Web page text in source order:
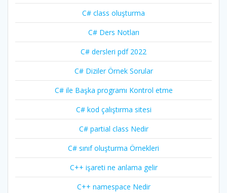
C# class oluşturma
C# Ders Notları
C# dersleri pdf 2022
C# Diziler Örnek Sorular
C# ile Başka programı Kontrol etme
C# kod çalıştırma sitesi
C# partial class Nedir
C# sınıf oluşturma Örnekleri
C++ işareti ne anlama gelir
C++ namespace Nedir